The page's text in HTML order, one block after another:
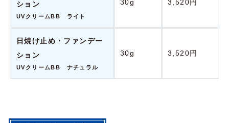
ション
UVクリームBB ライト
30g 3,520円
日焼け止め・ファンデー
ション
UVクリームBB ナチュラル
30g 3,520円